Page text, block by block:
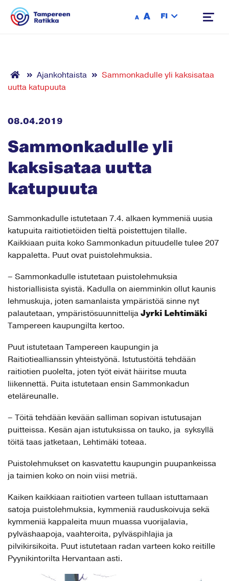
A A FI
Ajankohtaista
Sammonkadulle yli kaksisataa
uutta katupuuta
08.04.2019
Sammonkadulle yli
kaksisataa uutta
katupuuta
Sammonkadulle istutetaan 7.4. alkaen kymmeniä uusia
katupuita raitiotietöiden tieltä poistettujen tilalle.
Kaikkiaan puita koko Sammonkadun pituudelle tulee 207
kappaletta. Puut ovat puistolehmuksia.
– Sammonkadulle istutetaan puistolehmuksia
historiallisista syistä. Kadulla on aiemminkin ollut kaunis
lehmuskuja, joten samanlaista ympäristöä sinne nyt
palautetaan, ympäristösuunnittelija Jyrki Lehtimäki
Tampereen kaupungilta kertoo.
Puut istutetaan Tampereen kaupungin ja
Raitiotieallianssin yhteistyönä. Istutustöitä tehdään
raitiotien puolelta, joten työt eivät häiritse muuta
liikennettä. Puita istutetaan ensin Sammonkadun
eteläreunalle.
– Töitä tehdään kevään salliman sopivan istutusajan
puitteissa. Kesän ajan istutuksissa on tauko, ja syksyllä
töitä taas jatketaan, Lehtimäki toteaa.
Puistolehmukset on kasvatettu kaupungin puupankeissa
ja taimien koko on noin viisi metriä.
Kaiken kaikkiaan raitiotien varteen tullaan istuttamaan
satoja puistolehmuksia, kymmeniä rauduskoivuja sekä
kymmeniä kappaleita muun muassa vuorijalavia,
pylväshaapoja, vaahteroita, pylväspihlajia ja
pilvikirsikoita. Puut istutetaan radan varteen koko reitille
Pyynikintorilta Hervantaan asti.